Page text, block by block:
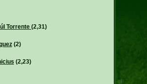
Torrente (2,31)
(2)
(2,23)